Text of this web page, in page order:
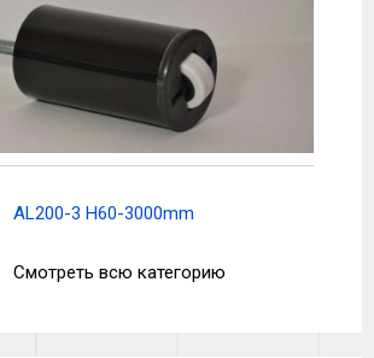
AL200-3 H60-3000mm
Смотреть всю категорию